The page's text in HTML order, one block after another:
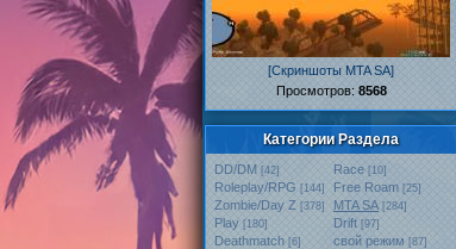
[Скриншоты MTA SA]
Проcмотров: 8568
Категории Раздела
DD/DM [42] Race [10]
Roleplay/RPG [144] Free Roam [25]
Zombie/Day Z [378] MTA SA [284]
Play [180] Drift [97]
Deathmatch [6] свой режим [87]